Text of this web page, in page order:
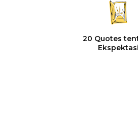
20 Quotes
Ekspektasi